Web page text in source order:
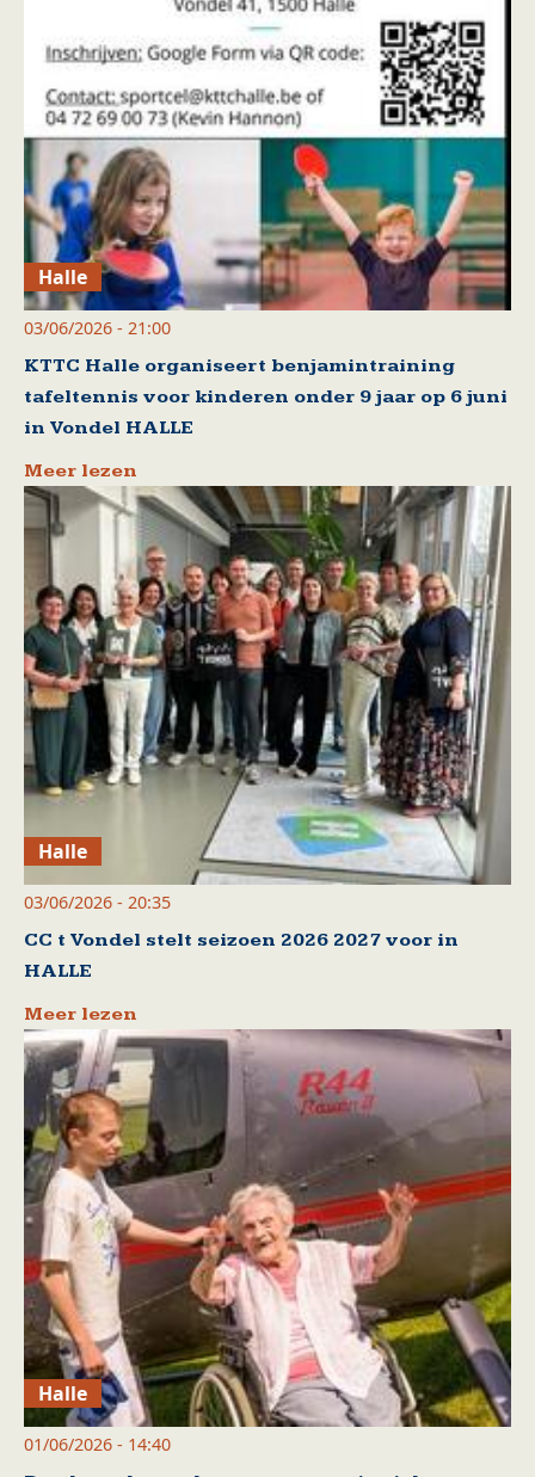
Halle
03/06/2026 - 21:00
KTTC Halle organiseert benjamintraining
tafeltennis voor kinderen onder 9 jaar op 6 juni
in Vondel HALLE
Meer lezen
Halle
03/06/2026 - 20:35
CC t Vondel stelt seizoen 2026 2027 voor in
HALLE
Meer lezen
Halle
01/06/2026 - 14:40